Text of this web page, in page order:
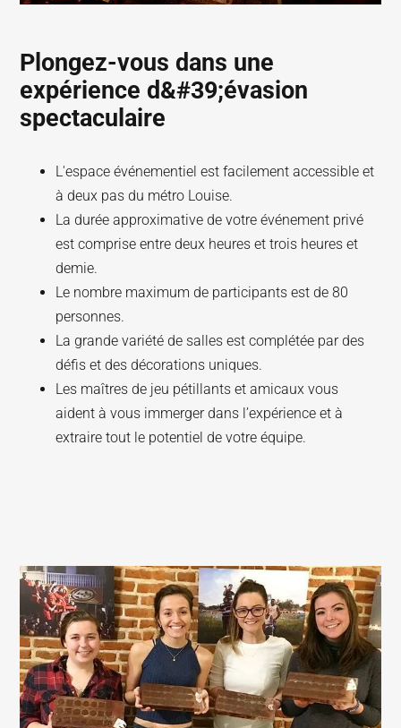
Plongez-vous dans une
expérience d&#39;évasion
spectaculaire
L'espace événementiel est facilement accessible et
à deux pas du métro Louise.
La durée approximative de votre événement privé
est comprise entre deux heures et trois heures et
demie.
Le nombre maximum de participants est de 80
personnes.
La grande variété de salles est complétée par des
défis et des décorations uniques.
Les maîtres de jeu pétillants et amicaux vous
aident à vous immerger dans l’expérience et à
extraire tout le potentiel de votre équipe.